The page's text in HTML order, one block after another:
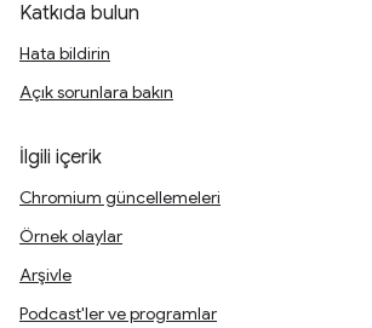
Katkıda bulun
Hata bildirin
Açık sorunlara bakın
İlgili içerik
Chromium güncellemeleri
Örnek olaylar
Arşivle
Podcast'ler ve programlar